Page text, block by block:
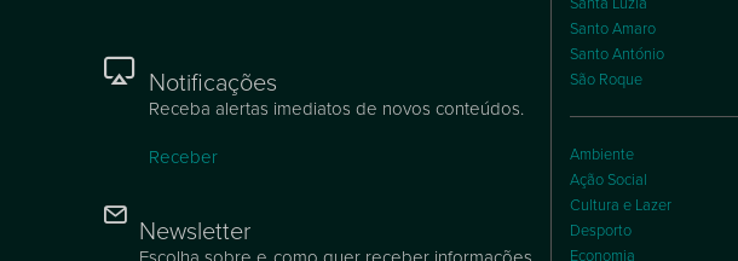
Notificações
Receba alertas imediatos de novos conteúdos.
Receber
Newsletter
Santo Amaro
Santo António
São Roque
Ambiente
Ação Social
Cultura e Lazer
Desporto
Economia